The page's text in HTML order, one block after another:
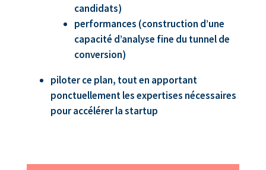
candidats)
performances (construction d’une
capacité d’analyse fine du tunnel de
conversion)
piloter ce plan, tout en apportant
ponctuellement les expertises nécessaires
pour accélérer la startup